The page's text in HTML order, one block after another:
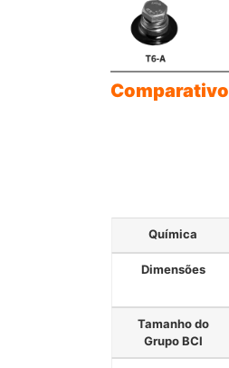
Comparativo
Química
Dimensões
Tamanho do
Grupo BCI